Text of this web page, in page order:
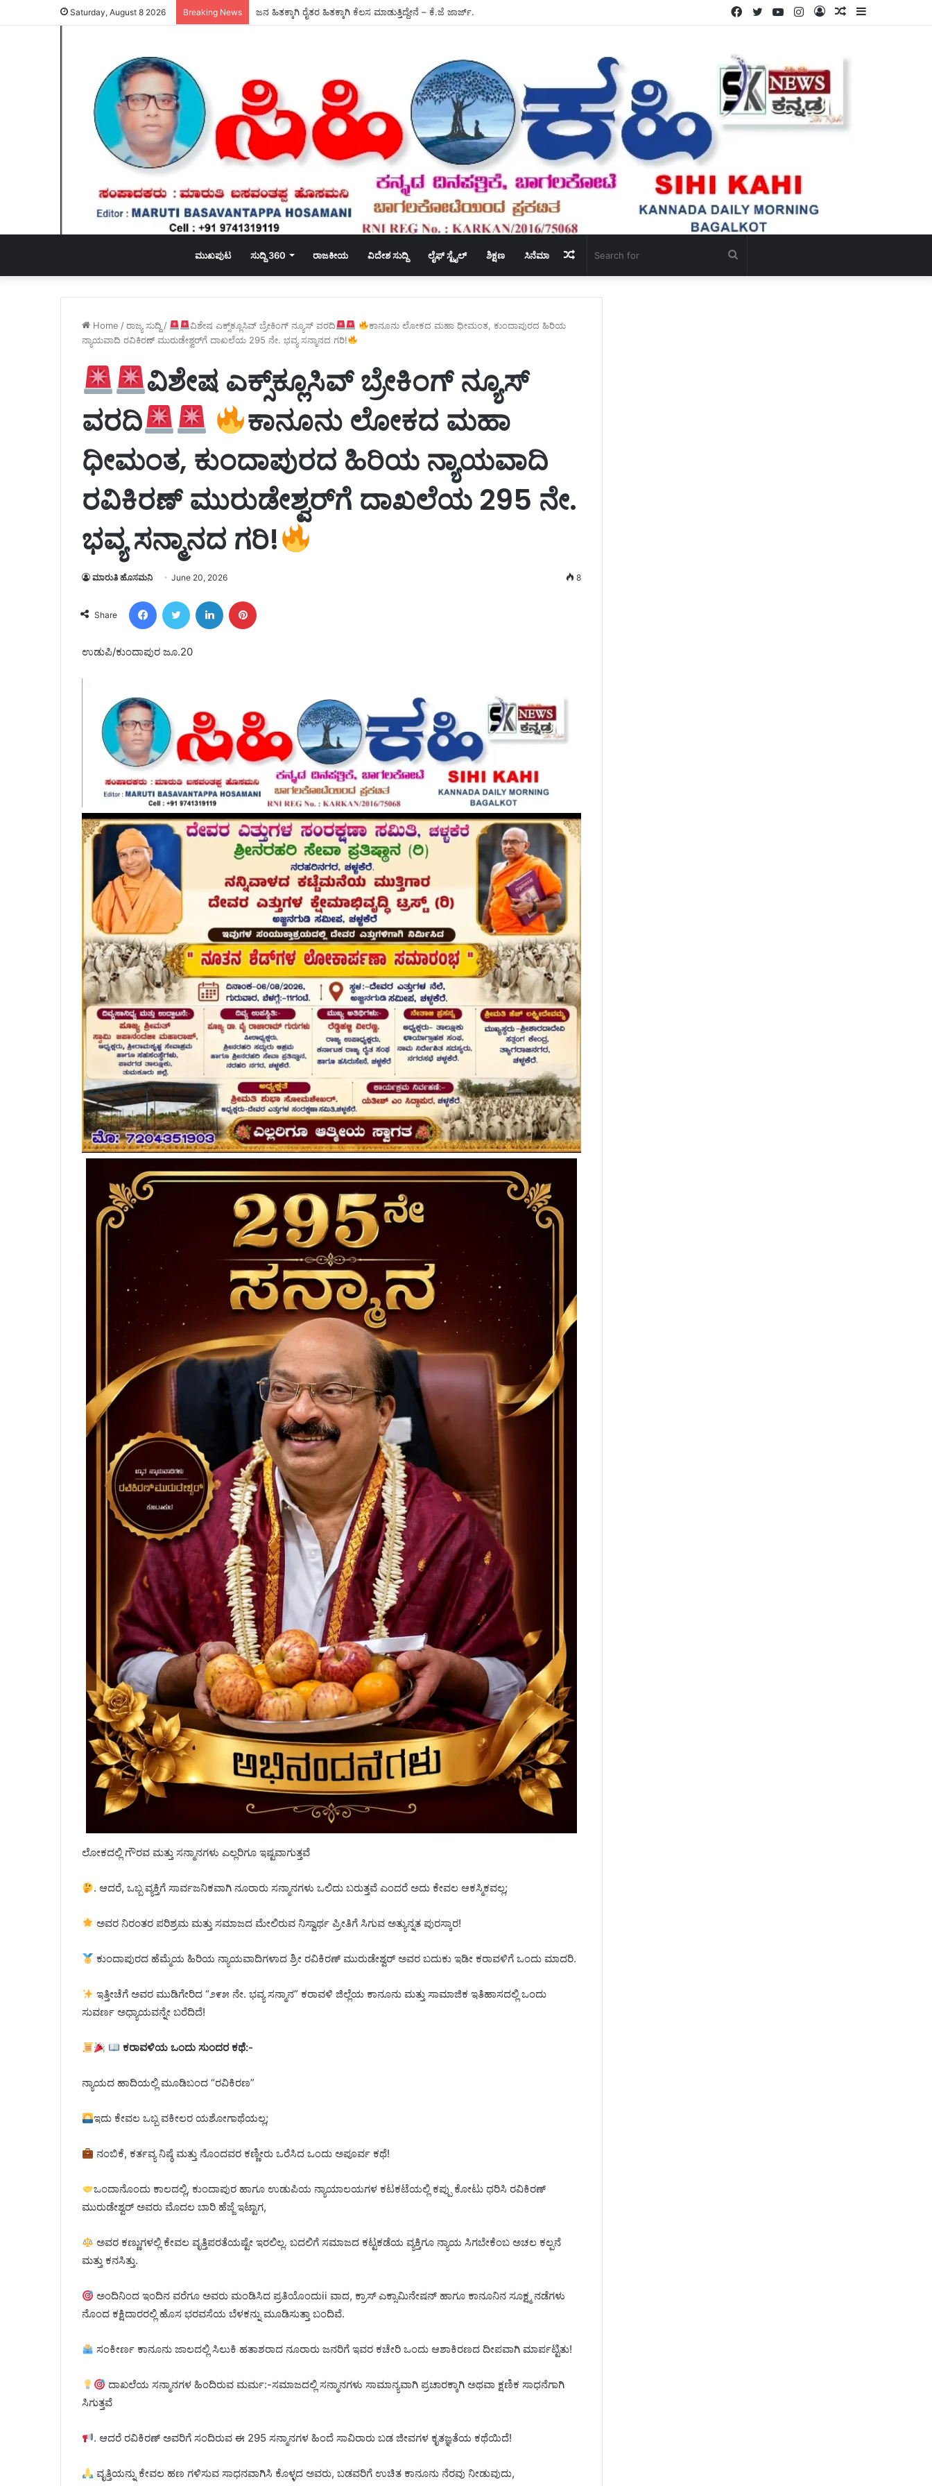
Saturday, August 8 2026 Breaking News ಜನ ಹಿತಕ್ಕಾಗಿ ರೈತರ ಹಿತಕ್ಕಾಗಿ ಕೆಲಸ ಮಾಡುತ್ತಿದ್ದೇನೆ – ಕೆ.ಜೆ ಜಾರ್ಜ್. Sidebar
Random
Log
Instagram
YouTube
Twitter
Facebook
ಮುಖಪುಟ ಸುದ್ದಿ 360 ರಾಜಕೀಯ ವಿದೇಶ ಸುದ್ದಿ ಲೈಫ್ ಸ್ಟೈಲ್ ಶಿಕ್ಷಣ ಸಿನೆಮಾ Search
Random
Article
Home /ರಾಜ್ಯ ಸುದ್ದಿ / ವಿಶೇಷ ಎಕ್ಸ್‌ಕ್ಲೂಸಿವ್ ಬ್ರೇಕಿಂಗ್ ನ್ಯೂಸ್ ವರದಿ
ಕಾನೂನು ಲೋಕದ ಮಹಾ ಧೀಮಂತ, ಕುಂದಾಪುರದ ಹಿರಿಯ
ನ್ಯಾಯವಾದಿ ರವಿಕಿರಣ್ ಮುರುಡೇಶ್ವರ್‌ಗೆ ದಾಖಲೆಯ 295 ನೇ. ಭವ್ಯ ಸನ್ಮಾನದ ಗರಿ!
ವಿಶೇಷ ಎಕ್ಸ್‌ಕ್ಲೂಸಿವ್ ಬ್ರೇಕಿಂಗ್ ನ್ಯೂಸ್
ವರದಿ
ಕಾನೂನು ಲೋಕದ ಮಹಾ
ಧೀಮಂತ, ಕುಂದಾಪುರದ ಹಿರಿಯ ನ್ಯಾಯವಾದಿ
ರವಿಕಿರಣ್ ಮುರುಡೇಶ್ವರ್‌ಗೆ ದಾಖಲೆಯ 295 ನೇ.
ಭವ್ಯ ಸನ್ಮಾನದ ಗರಿ!
ಮಾರುತಿ ಹೊಸಮನಿ June 20, 2026 8
Share
FacebookTwitter LinkedIn
ಉಡುಪಿ/ಕುಂದಾಪುರ ಜೂ.20
ಲೋಕದಲ್ಲಿ ಗೌರವ ಮತ್ತು ಸನ್ಮಾನಗಳು ಎಲ್ಲರಿಗೂ ಇಷ್ಟವಾಗುತ್ತವೆ
. ಆದರೆ, ಒಬ್ಬ ವ್ಯಕ್ತಿಗೆ ಸಾರ್ವಜನಿಕವಾಗಿ ನೂರಾರು ಸನ್ಮಾನಗಳು ಒಲಿದು ಬರುತ್ತವೆ ಎಂದರೆ ಅದು ಕೇವಲ ಆಕಸ್ಮಿಕವಲ್ಲ;
ಅವರ ನಿರಂತರ ಪರಿಶ್ರಮ ಮತ್ತು ಸಮಾಜದ ಮೇಲಿರುವ ನಿಸ್ವಾರ್ಥ ಪ್ರೀತಿಗೆ ಸಿಗುವ ಅತ್ಯುನ್ನತ ಪುರಸ್ಕಾರ!
ಕುಂದಾಪುರದ ಹೆಮ್ಮೆಯ ಹಿರಿಯ ನ್ಯಾಯವಾದಿಗಳಾದ ಶ್ರೀ ರವಿಕಿರಣ್ ಮುರುಡೇಶ್ವರ್ ಅವರ ಬದುಕು ಇಡೀ ಕರಾವಳಿಗೆ ಒಂದು ಮಾದರಿ.
ಇತ್ತೀಚೆಗೆ ಅವರ ಮುಡಿಗೇರಿದ “೨೯೫ ನೇ. ಭವ್ಯ ಸನ್ಮಾನ” ಕರಾವಳಿ ಜಿಲ್ಲೆಯ ಕಾನೂನು ಮತ್ತು ಸಾಮಾಜಿಕ ಇತಿಹಾಸದಲ್ಲಿ ಒಂದು
ಸುವರ್ಣ ಅಧ್ಯಾಯವನ್ನೇ ಬರೆದಿದೆ!
ಕರಾವಳಿಯ ಒಂದು ಸುಂದರ ಕಥೆ:-
ನ್ಯಾಯದ ಹಾದಿಯಲ್ಲಿ ಮೂಡಿಬಂದ “ರವಿಕಿರಣ”
ಇದು ಕೇವಲ ಒಬ್ಬ ವಕೀಲರ ಯಶೋಗಾಥೆಯಲ್ಲ;
ನಂಬಿಕೆ, ಕರ್ತವ್ಯ ನಿಷ್ಠೆ ಮತ್ತು ನೊಂದವರ ಕಣ್ಣೀರು ಒರೆಸಿದ ಒಂದು ಅಪೂರ್ವ ಕಥೆ!
ಒಂದಾನೊಂದು ಕಾಲದಲ್ಲಿ, ಕುಂದಾಪುರ ಹಾಗೂ ಉಡುಪಿಯ ನ್ಯಾಯಾಲಯಗಳ ಕಟಕಟೆಯಲ್ಲಿ ಕಪ್ಪು ಕೋಟು ಧರಿಸಿ ರವಿಕಿರಣ್
ಮುರುಡೇಶ್ವರ್ ಅವರು ಮೊದಲ ಬಾರಿ ಹೆಜ್ಜೆ ಇಟ್ಟಾಗ,
ಅವರ ಕಣ್ಣುಗಳಲ್ಲಿ ಕೇವಲ ವೃತ್ತಿಪರತೆಯಷ್ಟೇ ಇರಲಿಲ್ಲ. ಬದಲಿಗೆ ಸಮಾಜದ ಕಟ್ಟಕಡೆಯ ವ್ಯಕ್ತಿಗೂ ನ್ಯಾಯ ಸಿಗಬೇಕೆಂಬ ಅಚಲ ಕಲ್ಪನೆ
ಮತ್ತು ಕನಸಿತ್ತು.
ಅಂದಿನಿಂದ ಇಂದಿನ ವರೆಗೂ ಅವರು ಮಂಡಿಸಿದ ಪ್ರತಿಯೊಂದುii ವಾದ, ಕ್ರಾಸ್ ಎಕ್ಸಾಮಿನೇಷನ್ ಹಾಗೂ ಕಾನೂನಿನ ಸೂಕ್ಷ್ಮ ನಡೆಗಳು
ನೊಂದ ಕಕ್ಷಿದಾರರಲ್ಲಿ ಹೊಸ ಭರವಸೆಯ ಬೆಳಕನ್ನು ಮೂಡಿಸುತ್ತಾ ಬಂದಿವೆ.
ಸಂಕೀರ್ಣ ಕಾನೂನು ಜಾಲದಲ್ಲಿ ಸಿಲುಕಿ ಹತಾಶರಾದ ನೂರಾರು ಜನರಿಗೆ ಇವರ ಕಚೇರಿ ಒಂದು ಆಶಾಕಿರಣದ ದೀಪವಾಗಿ ಮಾರ್ಪಟ್ಟಿತು!
ದಾಖಲೆಯ ಸನ್ಮಾನಗಳ ಹಿಂದಿರುವ ಮರ್ಮ:-ಸಮಾಜದಲ್ಲಿ ಸನ್ಮಾನಗಳು ಸಾಮಾನ್ಯವಾಗಿ ಪ್ರಚಾರಕ್ಕಾಗಿ ಅಥವಾ ಕ್ಷಣಿಕ ಸಾಧನೆಗಾಗಿ
ಸಿಗುತ್ತವೆ
. ಆದರೆ ರವಿಕಿರಣ್ ಅವರಿಗೆ ಸಂದಿರುವ ಈ 295 ಸನ್ಮಾನಗಳ ಹಿಂದೆ ಸಾವಿರಾರು ಬಡ ಜೀವಗಳ ಕೃತಜ್ಞತೆಯ ಕಥೆಯಿದೆ!
ವೃತ್ತಿಯನ್ನು ಕೇವಲ ಹಣ ಗಳಿಸುವ ಸಾಧನವಾಗಿಸಿ ಕೊಳ್ಳದ ಅವರು, ಬಡವರಿಗೆ ಉಚಿತ ಕಾನೂನು ನೆರವು ನೀಡುವುದು,